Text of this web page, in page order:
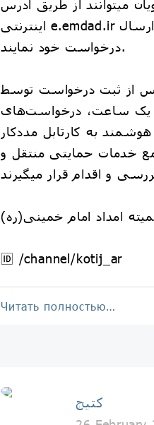
میتوانند از طریق آدرس
اینترنتی e.emdad.ir اقدام به ثبت و ارسال
درخواست خود نمایند.
از ثبت درخواست توسط
یک ساعت، درخواست‌های
به کارتابل مددکار
خدمات حمایتی منتقل و
امداد امام خمینی(ره)
🆔 /channel/kotij_ar
Читать полностью…
کتیج